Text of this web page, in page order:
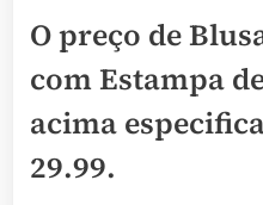
O preço de
com Estampa
acima
29.99.